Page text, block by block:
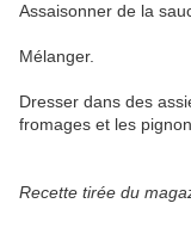
Assaisonner de la
Mélanger.
Dresser dans des
fromages et les
Recette tirée du